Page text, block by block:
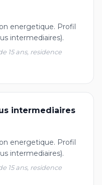
energetique. Profil
intermediaires).
15 ans, residence
intermediaires
energetique. Profil
intermediaires).
15 ans, residence